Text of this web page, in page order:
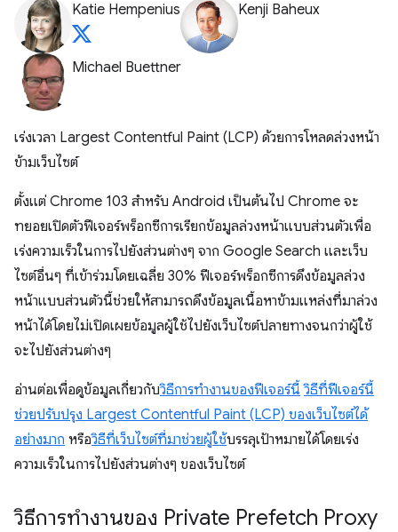
Katie Hempenius Kenji Baheux
Michael Buettner
เร่งเวลา Largest Contentful Paint (LCP) ด้วยการโหลดล่วงหน้า
ข้ามเว็บไซต์
ตั้งแต่ Chrome 103 สำหรับ Android เป็นต้นไป Chrome จะ
ทยอยเปิดตัวฟีเจอร์พร็อกซีการเรียกข้อมูลล่วงหน้าแบบส่วนตัวเพื่อ
เร่งความเร็วในการไปยังส่วนต่างๆ จาก Google Search และเว็บ
ไซต์อื่นๆ ที่เข้าร่วมโดยเฉลี่ย 30% ฟีเจอร์พร็อกซีการดึงข้อมูลล่วง
หน้าแบบส่วนตัวนี้ช่วยให้สามารถดึงข้อมูลเนื้อหาข้ามแหล่งที่มาล่วง
หน้าได้โดยไม่เปิดเผยข้อมูลผู้ใช้ไปยังเว็บไซต์ปลายทางจนกว่าผู้ใช้
จะไปยังส่วนต่างๆ
อ่านต่อเพื่อดูข้อมูลเกี่ยวกับวิธีการทํางานของฟีเจอร์นี้ วิธีที่ฟีเจอร์นี้
ช่วยปรับปรุง Largest Contentful Paint (LCP) ของเว็บไซต์ได้
อย่างมาก หรือวิธีที่เว็บไซต์ที่มาช่วยผู้ใช้บรรลุเป้าหมายได้โดยเร่ง
ความเร็วในการไปยังส่วนต่างๆ ของเว็บไซต์
วิธีการทำงานของ Private Prefetch Proxy